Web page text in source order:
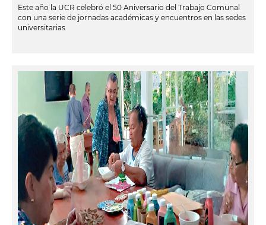
Este año la UCR celebró el 50 Aniversario del Trabajo Comunal
con una serie de jornadas académicas y encuentros en las sedes
universitarias